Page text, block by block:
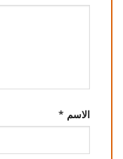
الاسم *